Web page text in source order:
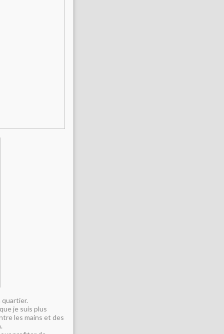
quartier.
je suis plus
les mains et des